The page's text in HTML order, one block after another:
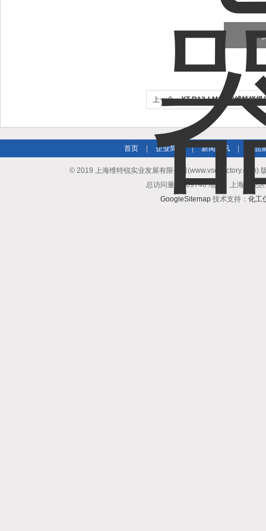
上一个：XT-R12-LM1000维特锐
度开关技术资料
首页 企业简介 | 新闻资讯 产品
© 2019 上海维特锐实业发展有限公司(www.vse-victory.com)
总访问量：509740 地址：上海普陀
GoogleSitemap 技术支持： 化工